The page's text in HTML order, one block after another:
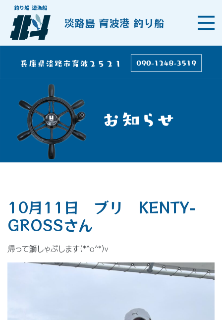
淡路島 育波港 釣り船
10月11日 ブリ KENTY-
GROSSさん
帰って鰤しゃぶします(*^o^*)v